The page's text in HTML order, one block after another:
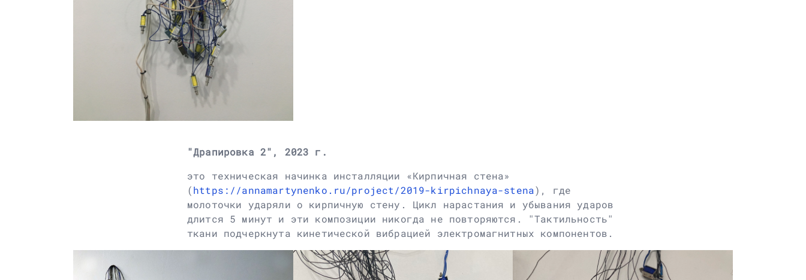
"Драпировка 2", 2023 г.
это техническая начинка инсталляции «Кирпичная стена»
(https://annamartynenko.ru/project/2019-kirpichnaya-stena), где
молоточки ударяли о кирпичную стену. Цикл нарастания и убывания ударов
длится 5 минут и эти композиции никогда не повторяются. "Тактильность"
ткани подчеркнута кинетической вибрацией электромагнитных компонентов.